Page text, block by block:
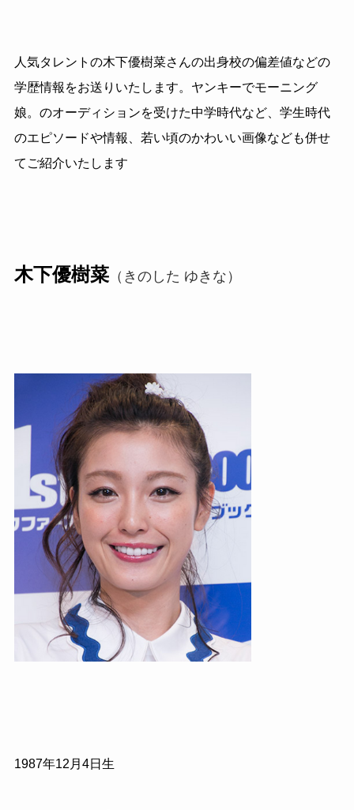
人気タレントの木下優樹菜さんの出身校の偏差値などの
学歴情報をお送りいたします。ヤンキーでモーニング
娘。のオーディションを受けた中学時代など、学生時代
のエピソードや情報、若い頃のかわいい画像なども併せ
てご紹介いたします
木下優樹菜（きのした ゆきな）
1987年12 月 4日生